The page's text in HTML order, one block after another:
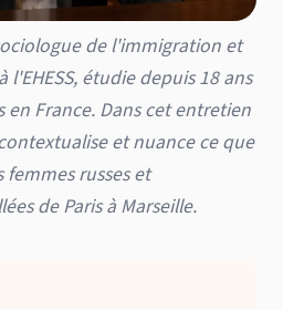
de l'immigration et
l'EHESS, étudie depuis 18 ans
en France. Dans cet entretien
et nuance ce que
russes et
de Paris à Marseille.